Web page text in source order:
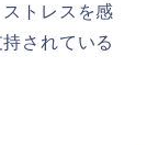
トレスを感
されている